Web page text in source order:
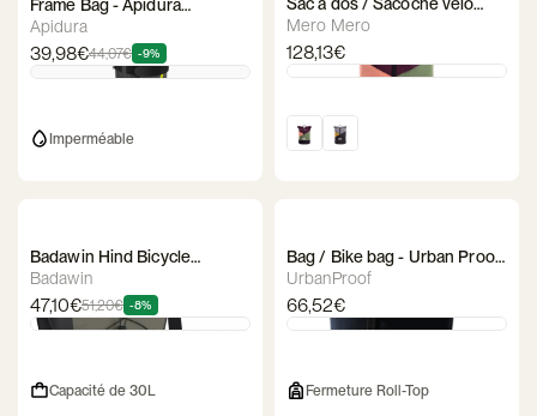
Frame Bag - Apidura
Expedition Cargo Cage Pack
Apidura
39,98€44,07€ -9%
Imperméable
Mero Mero - Annecy Pocket
Mero Mero
128,13€
Badawin Hind Bicycle
Pannier Rack
Badawin
47,10€51,20€ -8%
Capacité de 30L
Bag / Bike bag - Urban Proof
Single RollTop
UrbanProof
66,52€
Fermeture Roll-Top